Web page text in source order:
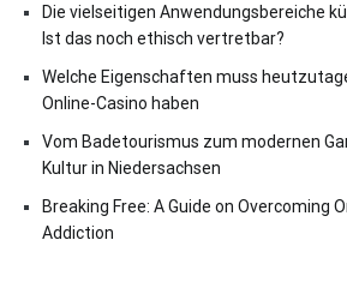
Die vielseitigen Anwendungsbereiche
Ist das noch ethisch vertretbar?
Welche Eigenschaften muss
Online-Casino haben
Vom Badetourismus zum modernen
Kultur in Niedersachsen
Breaking Free: A Guide on Overcoming
Addiction